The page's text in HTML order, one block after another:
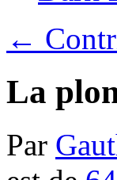
←
La
Par